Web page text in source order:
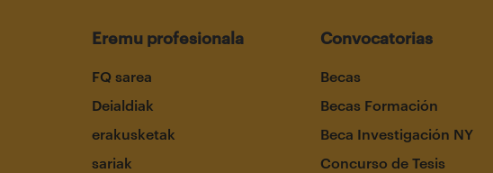
Eremu profesionala
FQ sarea
Deialdiak
erakusketak
sariak
Convocatorias
Becas
Becas Formación
Beca Investigación NY
Concurso de Tesis